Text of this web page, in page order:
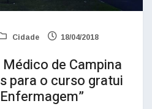
Cidade 18/04/2018
de Campina
para o curso gratui